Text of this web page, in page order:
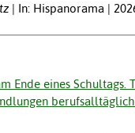
In: Hispanorama |
Ende eines Schultags.